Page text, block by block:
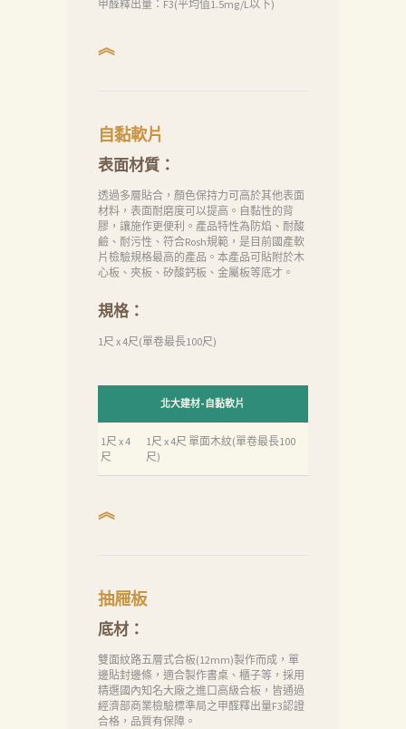
甲醛釋出量：F3(平均值1.5mg/L以下)
︽
自黏軟片
表面材質：
透過多層貼合，顏色保持力可高於其他表面
材料，表面耐磨度可以提高。自黏性的背
膠，讓施作更便利。產品特性為防焰、耐酸
鹼、耐污性、符合Rosh規範，是目前國產軟
片檢驗規格最高的產品。本產品可貼附於木
心板、夾板、矽酸鈣板、金屬板等底才。
規格：
1尺 x 4尺(單卷最長100尺)
北大建材-自黏軟片
1尺 x 4
尺
1尺 x 4尺 單面木紋(單卷最長100
尺)
︽
抽屜板
底材：
雙面紋路五層式合板(12mm)製作而成，單
邊貼封邊條，適合製作書桌、櫃子等，採用
精選國內知名大廠之進口高級合板，皆通過
經濟部商業檢驗標準局之甲醛釋出量F3認證
合格，品質有保障。